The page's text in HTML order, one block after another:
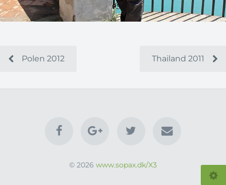
Polen 2012 Thailand 2011
© 2026 www.sopax.dk/X3